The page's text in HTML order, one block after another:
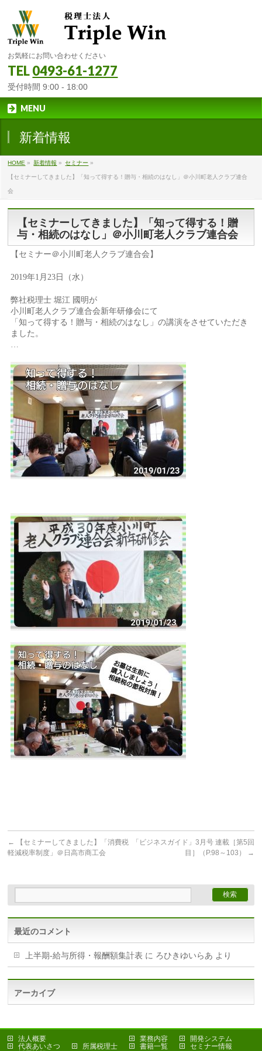
お気軽にお問い合わせください
TEL0493-61-1277
受付時間 9:00 - 18:00
MENU
新着情報
HOME » 新着情報 » セミナー »
【セミナーしてきました】「知って得する！贈与・相続のはなし」＠小川町老人クラブ連合
会
【セミナーしてきました】「知って得する！贈
与・相続のはなし」＠小川町老人クラブ連合会
【セミナー＠小川町老人クラブ連合会】
2019年1月23日（水）
弊社税理士 堀江 國明が
小川町老人クラブ連合会新年研修会にて
「知って得する！贈与・相続のはなし」の講演をさせていただき
ました。
…
←
【セミナーしてきました】「消費税
軽減税率制度」＠日高市商工会
「ビジネスガイド」3月号 連載［第5回
目］（P.98～103）
→
最近のコメント
上半期-給与所得・報酬額集計表 に ろひきゆいらあ より
アーカイブ
法人概要
代表あいさつ
所属税理士
業務内容
開発システム
書籍一覧
セミナー情報